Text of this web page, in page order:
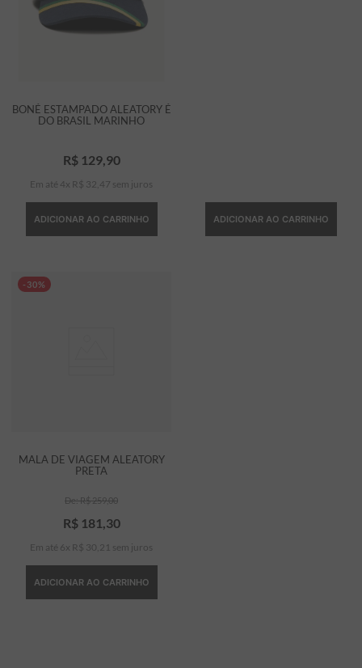
BONÉ ESTAMPADO ALEATORY É
DO BRASIL MARINHO
R$ 129,90
Em até 4 x R$ 32 47 sem juros
ADICIONAR AO CARRINHO ADICIONAR AO CARRINHO
-30%
MALA DE VIAGEM ALEATORY
PRETA
R$259,00
R$ 181,30
Em até 6 x R$ 30 21 sem juros
ADICIONAR AO CARRINHO